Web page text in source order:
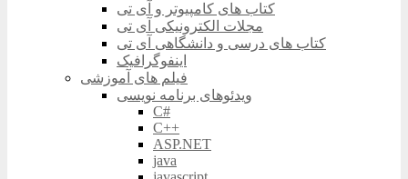
کتاب های کامپیوتر و آی تی
مجلات الکترونیکی آی تی
کتاب های درسی و دانشگاهی آی تی
اینفوگرافیک
فیلم های آموزشی
ویدئوهای برنامه نویسی
C#
C++
ASP.NET
java